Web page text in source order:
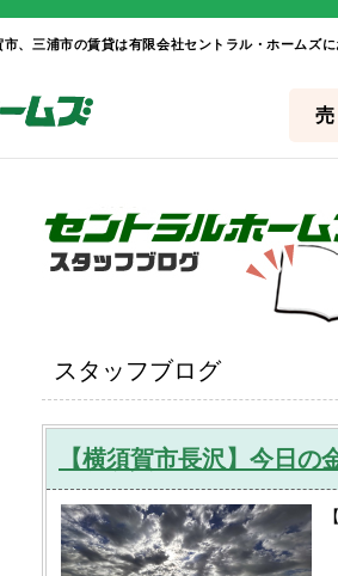
、三浦市の賃貸は有限会社セントラル・ホームズに
スタッフブログ
【横須賀市長沢】今日